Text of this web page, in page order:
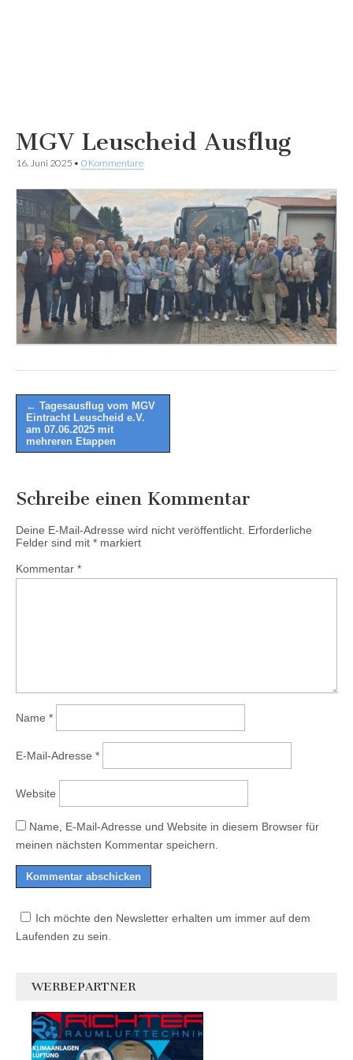
MGV Leuscheid Ausflug
16. Juni 2025 • 0 Kommentare
Post
navigation
← Tagesausflug vom MGV
Eintracht Leuscheid e.V.
am 07.06.2025 mit
mehreren Etappen
Schreibe einen Kommentar
Deine E-Mail-Adresse wird nicht veröffentlicht. Erforderliche
Felder sind mit * markiert
Kommentar *
Name *
E-Mail-Adresse *
Website
Name, E-Mail-Adresse und Website in diesem Browser für
meinen nächsten Kommentar speichern.
Ich möchte den Newsletter erhalten um immer auf dem
Laufenden zu sein.
WERBEPARTNER